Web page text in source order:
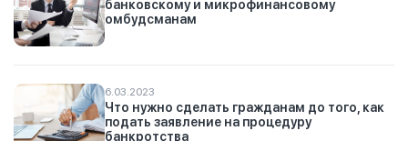
банковскому и микрофинансовому
омбудсманам
6.03.2023
Что нужно сделать гражданам до того, как
подать заявление на процедуру
банкротства